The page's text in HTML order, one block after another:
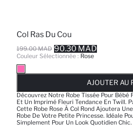
Col Ras Du Cou
199.00 MAD 90.30 MAD
Couleur Sélectionnée : Rose
AJOUTER AU
Découvrez Notre Robe Tissée Pour Bébé
Et Un Imprimé Fleuri Tendance En Twill.
Cette Robe Rose À Col Rond Ajoutera
Robe De Votre Petite Princesse. Idéale
Simplement Pour Un Look Quotidien Chic.